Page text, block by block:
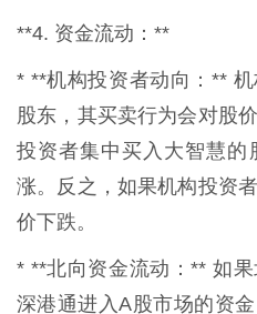
**4. 资金流动：**
* **机构投资者动向：**
股东，其买卖行为会对股
投资者集中买入大智慧的
涨。反之，如果机构投资
价下跌。
* **北向资金流动：** 如果
深港通进入A股市场的资